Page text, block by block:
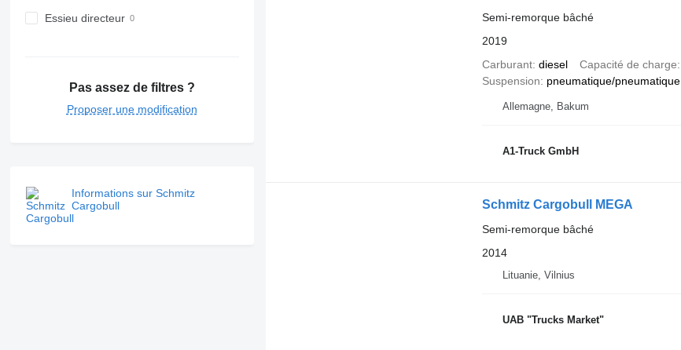
Essieu directeur
Pas assez de filtres ?
Proposer une modification
Informations sur Schmitz
Cargobull
Semi-remorque bâché
2019
Carburant diesel Capacité de charge
Suspension
pneumatique/pneumatique
Allemagne, Bakum
A1-Truck GmbH
Schmitz Cargobull MEGA
Semi-remorque bâché
2014
Lituanie, Vilnius
UAB "Trucks Market"